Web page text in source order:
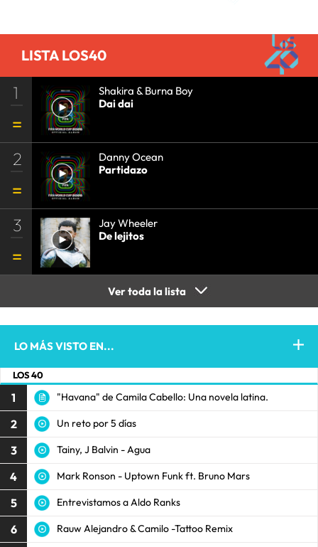
LISTA LOS40
1
Shakira & Burna Boy
Dai dai
2
Danny Ocean
Partidazo
3
Jay Wheeler
De lejitos
Ver toda la lista
LO MÁS VISTO EN...
LOS 40
1 "Havana" de Camila Cabello: Una novela latina.
2 Un reto por 5 días
3 Tainy, J Balvin - Agua
4 Mark Ronson - Uptown Funk ft. Bruno Mars
5 Entrevistamos a Aldo Ranks
6 Rauw Alejandro & Camilo -Tattoo Remix